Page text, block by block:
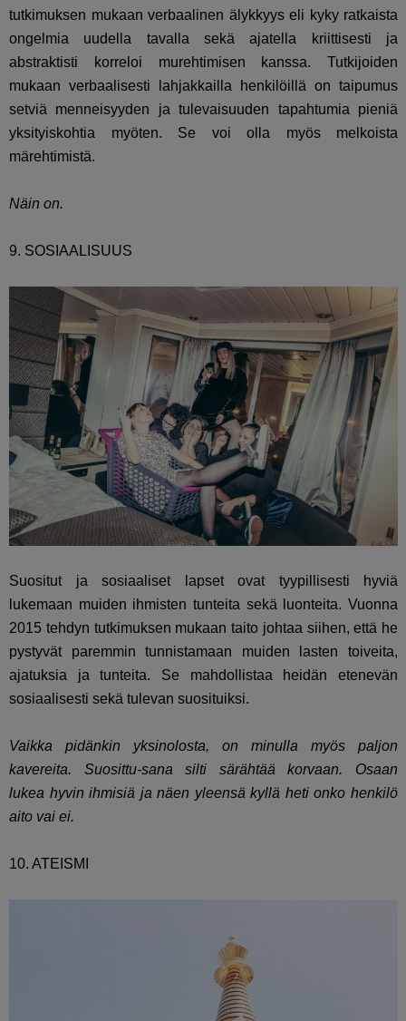
tutkimuksen mukaan verbaalinen älykkyys eli kyky ratkaista
ongelmia uudella tavalla sekä ajatella kriittisesti ja
abstraktisti korreloi murehtimisen kanssa. Tutkijoiden
mukaan verbaalisesti lahjakkailla henkilöillä on taipumus
setviä menneisyyden ja tulevaisuuden tapahtumia pieniä
yksityiskohtia myöten. Se voi olla myös melkoista
märehtimistä.
Näin on.
9. SOSIAALISUUS
Suositut ja sosiaaliset lapset ovat tyypillisesti hyviä
lukemaan muiden ihmisten tunteita sekä luonteita. Vuonna
2015 tehdyn tutkimuksen mukaan taito johtaa siihen, että he
pystyvät paremmin tunnistamaan muiden lasten toiveita,
ajatuksia ja tunteita. Se mahdollistaa heidän etenevän
sosiaalisesti sekä tulevan suosituiksi.
Vaikka pidänkin yksinolosta, on minulla myös paljon
kavereita. Suosittu-sana silti särähtää korvaan. Osaan
lukea hyvin ihmisiä ja näen yleensä kyllä heti onko henkilö
aito vai ei.
10. ATEISMI